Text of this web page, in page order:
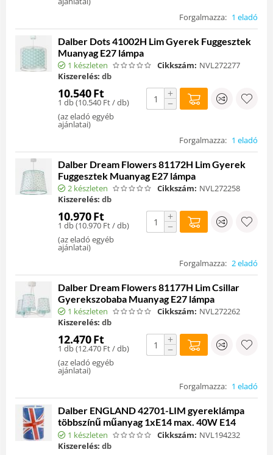
Forgalmazza: 1 eladó
Dalber Dots 41002H Lim Gyerek Fuggesztek
Muanyag E27 lámpa
1 készleten Cikkszám: NVL272277
Kiszerelés: db
10.540Ft
1 db (10.540 Ft/ db)
(az eladó egyéb
ajánlatai)
+
−
Forgalmazza: 1 eladó
Dalber Dream Flowers 81172H Lim Gyerek
Fuggesztek Muanyag E27 lámpa
2 készleten Cikkszám: NVL272258
Kiszerelés: db
10.970Ft
1 db (10.970 Ft/ db)
(az eladó egyéb
ajánlatai)
+
−
Forgalmazza: 2 eladó
Dalber Dream Flowers 81177H Lim Csillar
Gyerekszobaba Muanyag E27 lámpa
1 készleten Cikkszám: NVL272262
Kiszerelés: db
12.470Ft
1 db (12.470 Ft/ db)
(az eladó egyéb
ajánlatai)
+
−
Forgalmazza: 1 eladó
Dalber ENGLAND 42701-LIM gyereklámpa
többszínű műanyag 1xE14 max. 40W E14
1 készleten Cikkszám: NVL194232
Kiszerelés: db